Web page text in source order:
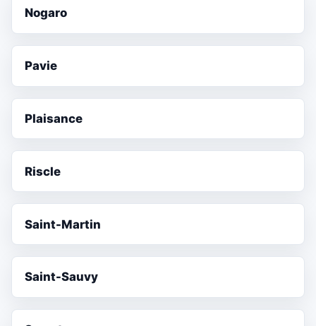
Nogaro
Pavie
Plaisance
Riscle
Saint-Martin
Saint-Sauvy